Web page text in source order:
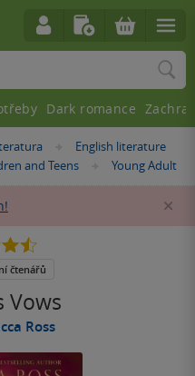
»English literature
and Teens »
Young Adult
Vows
Ross
čtenářů
Dark romance